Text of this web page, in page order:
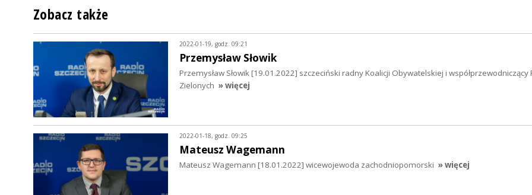
Zobacz także
2022-01-19, godz. 09:21
Przemysław Słowik
Przemysław Słowik [19.01.2022] szczeciński radny Koalicji Obywatelskiej i współprzewodniczący
Zielonych » więcej
2022-01-18, godz. 09:25
Mateusz Wagemann
Mateusz Wagemann [18.01.2022] wicewojewoda zachodniopomorski » więcej